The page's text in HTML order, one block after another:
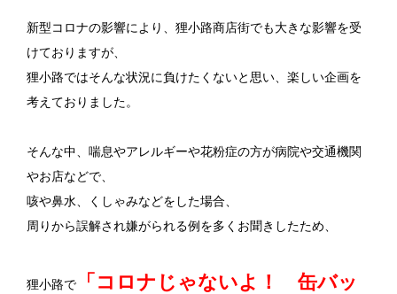
新型コロナの影響により、狸小路商店街でも大きな影響を受
けておりますが、
狸小路ではそんな状況に負けたくないと思い、楽しい企画を
考えておりました。
そんな中、喘息やアレルギーや花粉症の方が病院や交通機関
やお店などで、
咳や鼻水、くしゃみなどをした場合、
周りから誤解され嫌がられる例を多くお聞きしたため、
狸小路で
「コロナじゃないよ！ 缶バッ